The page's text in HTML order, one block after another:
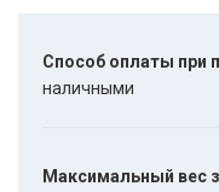
Способ оплаты при
наличными
Максимальный вес